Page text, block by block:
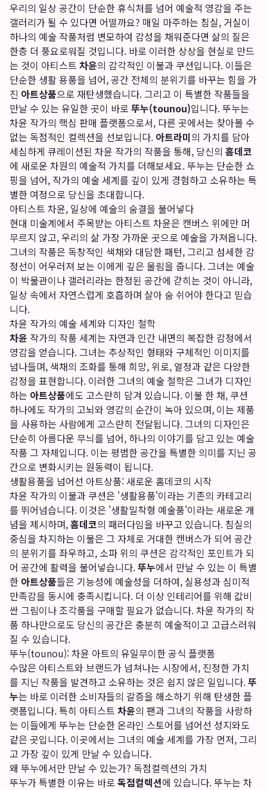
우리의 일상 공간이 단순한 휴식처를 넘어 예술적 영감을 주는
갤러리가 될 수 있다면 어떨까요? 매일 마주하는 침실, 거실이
하나의 예술 작품처럼 변모하여 감성을 채워준다면 삶의 질은
한층 더 풍요로워질 것입니다. 바로 이러한 상상을 현실로 만드
는 것이 아티스트 차윤의 감각적인 이불과 쿠션입니다. 이들은
단순한 생활 용품을 넘어, 공간 전체의 분위기를 바꾸는 힘을 가
진 아트상품으로 재탄생했습니다. 그리고 이 특별한 작품들을
만날 수 있는 유일한 곳이 바로 뚜누(tounou)입니다. 뚜누는
차윤 작가의 핵심 판매 플랫폼으로서, 다른 곳에서는 찾아볼 수
없는 독점적인 컬렉션을 선보입니다. 아트라미의 가치를 담아
세심하게 큐레이션된 차윤 작가의 작품을 통해, 당신의 홈데코
에 새로운 차원의 예술적 가치를 더해보세요. 뚜누는 단순한 쇼
핑을 넘어, 작가의 예술 세계를 깊이 있게 경험하고 소유하는 특
별한 여정으로 당신을 초대합니다.
아티스트 차윤, 일상에 예술의 숨결을 불어넣다
현대 미술계에서 주목받는 아티스트 차윤은 캔버스 위에만 머
무르지 않고, 우리의 삶 가장 가까운 곳으로 예술을 가져옵니다.
그녀의 작품은 독창적인 색채와 대담한 패턴, 그리고 섬세한 감
정선이 어우러져 보는 이에게 깊은 울림을 줍니다. 그녀는 예술
이 박물관이나 갤러리라는 한정된 공간에 갇히는 것이 아니라,
일상 속에서 자연스럽게 호흡하며 살아 숨 쉬어야 한다고 믿습
니다.
차윤 작가의 예술 세계와 디자인 철학
차윤 작가의 작품 세계는 자연과 인간 내면의 복잡한 감정에서
영감을 얻습니다. 그녀는 추상적인 형태와 구체적인 이미지를
넘나들며, 색채의 조화를 통해 희망, 위로, 열정과 같은 다양한
감정을 표현합니다. 이러한 그녀의 예술 철학은 그녀가 디자인
하는 아트상품에도 고스란히 담겨 있습니다. 이불 한 채, 쿠션
하나에도 작가의 고뇌와 영감의 순간이 녹아 있으며, 이는 제품
을 사용하는 사람에게 고스란히 전달됩니다. 그녀의 디자인은
단순히 아름다운 무늬를 넘어, 하나의 이야기를 담고 있는 예술
작품 그 자체입니다. 이는 평범한 공간을 특별한 의미를 지닌 공
간으로 변화시키는 원동력이 됩니다.
생활용품을 넘어선 아트상품: 새로운 홈데코의 시작
차윤 작가의 이불과 쿠션은 '생활용품'이라는 기존의 카테고리
를 뛰어넘습니다. 이것은 '생활밀착형 예술품'이라는 새로운 개
념을 제시하며,홈데코의 패러다임을 바꾸고 있습니다. 침실의
중심을 차지하는 이불은 그 자체로 거대한 캔버스가 되어 공간
의 분위기를 좌우하고, 소파 위의 쿠션은 감각적인 포인트가 되
어 공간에 활력을 불어넣습니다.뚜누에서 만날 수 있는 이 특별
한 아트상품들은 기능성에 예술성을 더하여, 실용성과 심미적
만족감을 동시에 충족시킵니다. 더 이상 인테리어를 위해 값비
싼 그림이나 조각품을 구매할 필요가 없습니다. 차윤 작가의 작
품 하나만으로도 당신의 공간은 충분히 예술적이고 고급스러워
질 수 있습니다.
뚜누(tounou): 차윤 아트의 유일무이한 공식 플랫폼
수많은 아티스트와 브랜드가 넘쳐나는 시장에서, 진정한 가치
를 지닌 작품을 발견하고 소유하는 것은 쉽지 않은 일입니다.뚜
누는 바로 이러한 소비자들의 갈증을 해소하기 위해 탄생한 플
랫폼입니다. 특히 아티스트 차윤의 팬과 그녀의 작품을 사랑하
는 이들에게 뚜누는 단순한 온라인 스토어를 넘어선 성지와도
같은 곳입니다. 이곳에서는 그녀의 예술 세계를 가장 먼저, 그리
고 가장 깊이 있게 만날 수 있습니다.
왜 뚜누에서만 만날 수 있는가? 독점컬렉션의 가치
뚜누가 특별한 이유는 바로 독점컬렉션에 있습니다. 뚜누는 차